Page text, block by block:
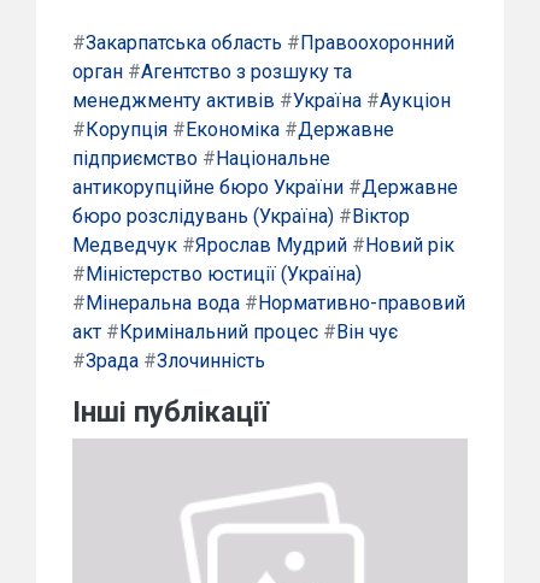
#Закарпатська область #Правоохоронний
орган #Агентство з розшуку та
менеджменту активів #Україна #Аукціон
#Корупція #Економіка #Державне
підприємство #Національне
антикорупційне бюро України #Державне
бюро розслідувань (Україна) #Віктор
Медведчук #Ярослав Мудрий #Новий рік
#Міністерство юстиції (Україна)
#Мінеральна вода #Нормативно-правовий
акт #Кримінальний процес #Він чує
#Зрада #Злочинність
Інші публікації